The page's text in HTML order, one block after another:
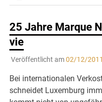
25 Jahre Marque
vie
Veröffentlicht am02/12/2011
Bei internationalen
schneidet Luxemburg